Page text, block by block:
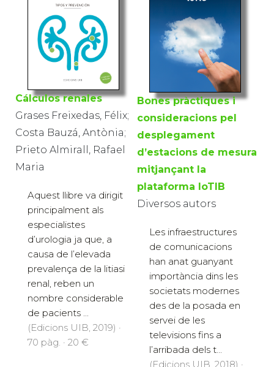
Cálculos renales
Grases Freixedas, Félix;
Costa Bauzá, Antònia;
Prieto Almirall, Rafael
Maria
Aquest llibre va dirigit
principalment als
especialistes
d’urologia ja que, a
causa de l’elevada
prevalença de la litiasi
renal, reben un
nombre considerable
de pacients ...
(Edicions UIB, 2019) ·
70 pàg. · 20 €
Bones pràctiques i
consideracions pel
desplegament
d’estacions de mesura
mitjançant la
plataforma IoTIB
Diversos autors
Les infraestructures
de comunicacions
han anat guanyant
importància dins les
societats modernes
des de la posada en
servei de les
televisions fins a
l’arribada dels t...
(Edicions UIB, 2018) ·